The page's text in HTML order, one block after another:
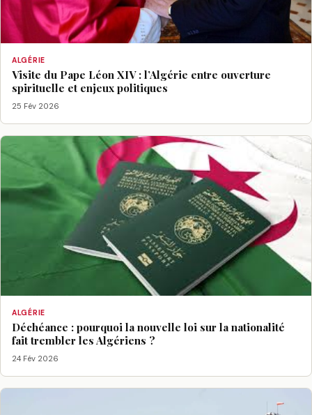
ALGÉRIE
Visite du Pape Léon XIV : l’Algérie entre ouverture
spirituelle et enjeux politiques
25 Fév 2026
ALGÉRIE
Déchéance : pourquoi la nouvelle loi sur la nationalité
fait trembler les Algériens ?
24 Fév 2026